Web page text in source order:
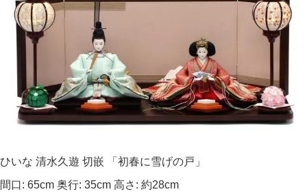
ひいな 清水久遊 切嵌 「初春に雪げの戸」
間口: 65cm 奥行: 35cm 高さ: 約28cm